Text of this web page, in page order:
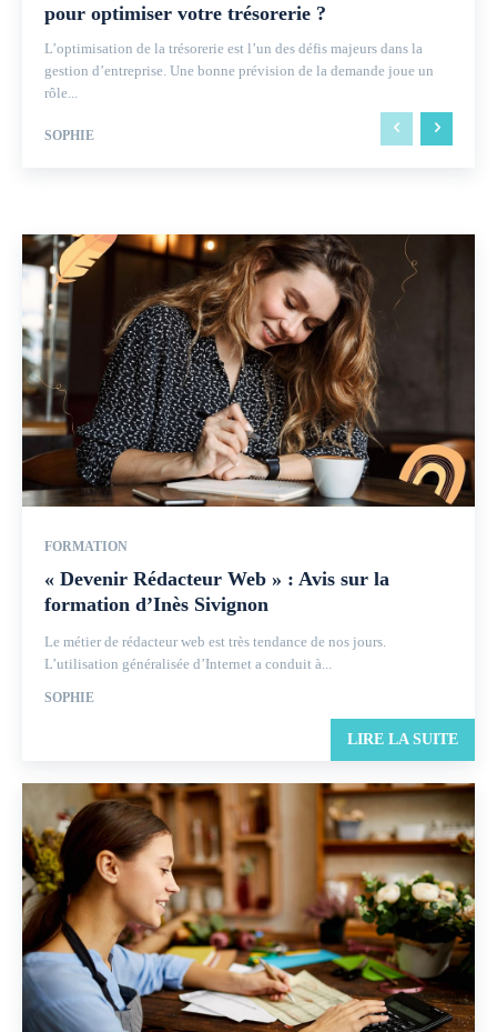
pour optimiser votre trésorerie ?
L’optimisation de la trésorerie est l’un des défis majeurs dans la
gestion d’entreprise. Une bonne prévision de la demande joue un
rôle...
SOPHIE
FORMATION
« Devenir Rédacteur Web » : Avis sur la
formation d’Inès Sivignon
Le métier de rédacteur web est très tendance de nos jours.
L’utilisation généralisée d’Internet a conduit à...
SOPHIE
LIRE LA SUITE